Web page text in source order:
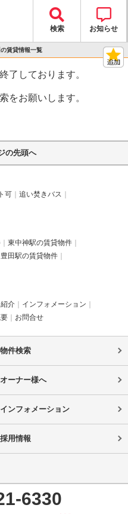
検索 お知らせ
賃貸情報一覧
了しております。
をお願いします。
の先頭へ
可
追い焚きバス
東中神駅の賃貸物件
豊田駅の賃貸物件
介
インフォメーション
お問合せ
物件検索
オーナー様へ
インフォメーション
採用情報
6330